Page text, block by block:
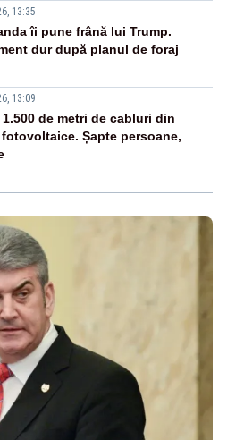
13:35
îi pune frână lui Trump.
dur după planul de foraj
13:09
de metri de cabluri din
Șapte persoane,